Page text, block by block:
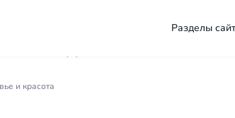
Разделы
Йорке
и красота